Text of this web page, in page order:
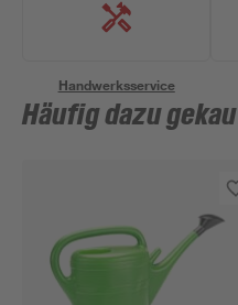
Handwerksservice
Häufig dazu